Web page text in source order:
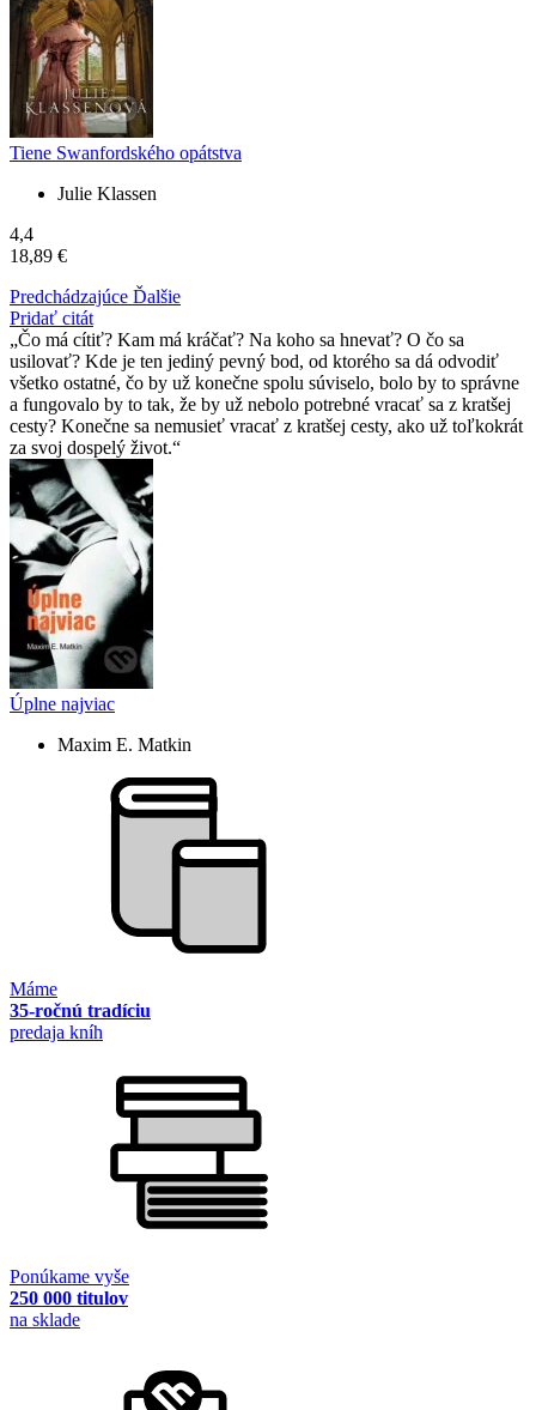
Tiene Swanfordského opátstva
Julie Klassen
4,4
18,89 €
Predchádzajúce Ďalšie
Pridať citát
Čo má cítiť? Kam má kráčať? Na koho sa hnevať? O čo sa
usilovať? Kde je ten jediný pevný bod, od ktorého sa dá odvodiť
všetko ostatné, čo by už konečne spolu súviselo, bolo by to správne
a fungovalo by to tak, že by už nebolo potrebné vracať sa z kratšej
cesty? Konečne sa nemusieť vracať z kratšej cesty, ako už toľkokrát
za svoj dospelý život.
Úplne najviac
Maxim E. Matkin
Máme
35-ročnú tradíciu
predaja kníh
Ponúkame vyše
250 000 titulov
na sklade